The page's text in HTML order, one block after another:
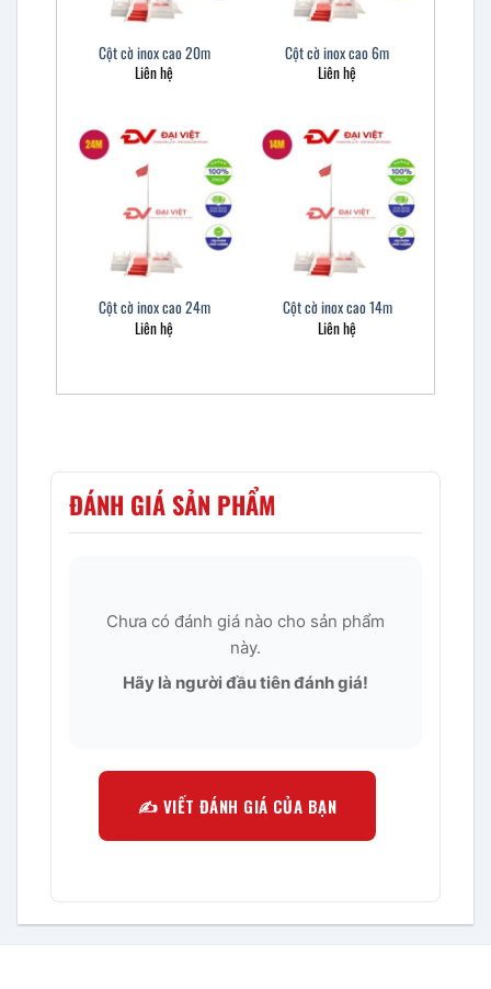
Cột cờ inox cao 20m
Liên hệ
Cột cờ inox cao 6m
Liên hệ
Cột cờ inox cao 24m
Liên hệ
Cột cờ inox cao 14m
Liên hệ
ĐÁNH GIÁ SẢN PHẨM
Chưa có đánh giá nào cho sản phẩm
này.
Hãy là người đầu tiên đánh giá!
✍️ VIẾT ĐÁNH GIÁ CỦA BẠN